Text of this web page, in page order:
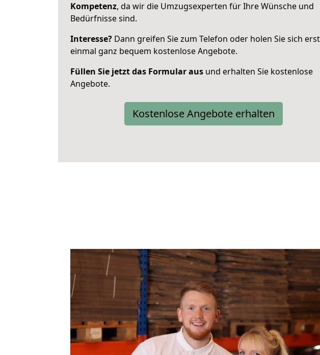
Kompetenz, da wir die Umzugsexperten für Ihre Wünsche und
Bedürfnisse sind.
Interesse? Dann greifen Sie zum Telefon oder holen Sie sich erst
einmal ganz bequem kostenlose Angebote.
Füllen Sie jetzt das Formular aus und erhalten Sie kostenlose
Angebote.
Kostenlose Angebote erhalten